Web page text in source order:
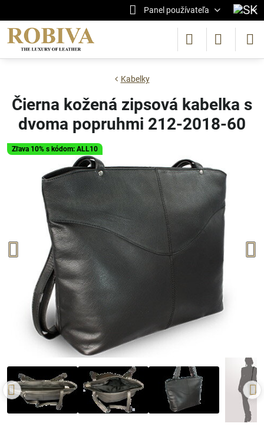
Panel používateľa
Zľava 10% s kódom: ALL10
Kabelky
Čierna kožená zipsová kabelka s
dvoma popruhmi 212-2018-60